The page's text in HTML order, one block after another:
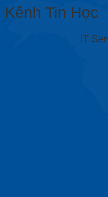
Kênh Tin Học
IT